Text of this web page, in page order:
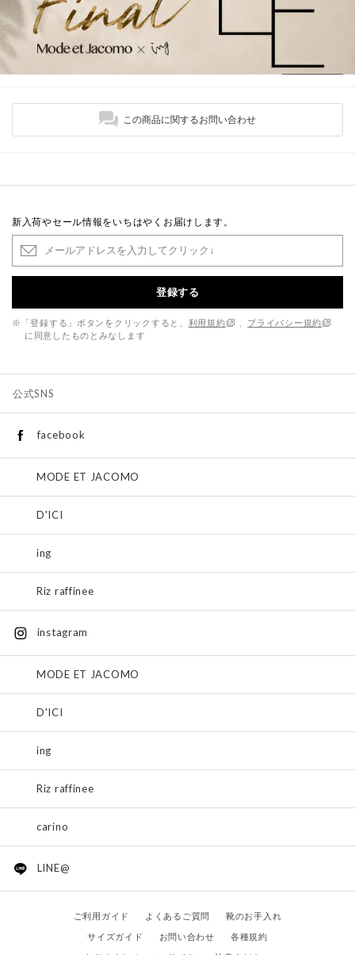
この商品に関するお問い合わせ
新入荷やセール情報をいちはやくお届けします。
登録する
※「登録する」ボタンをクリックすると、 利用規約
プライバシー規約
に同意したものとみなします
公式SNS
facebook
MODE ET JACOMO
D'ICI
ing
Riz raffinee
instagram
MODE ET JACOMO
D'ICI
ing
Riz raffinee
carino
LINE@
ご利用ガイド よくあるご質問
靴のお手入れ
サイズガイド
お問い合わせ
各種規約